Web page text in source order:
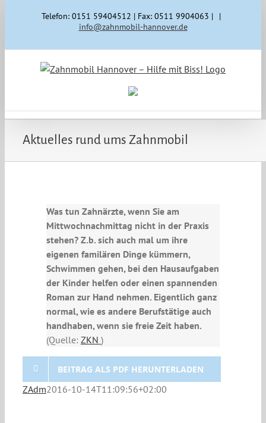
Telefon: 0151 59404512 | Fax: 0511 9904063 |
|
info@zahnmobil-hannover.de
Aktuelles rund ums Zahnmobil
Was tun Zahnärzte, wenn Sie am
Mittwochnachmittag nicht in der Praxis
stehen? Z.b. sich auch mal um ihre
eigenen familären Dinge kümmern,
Schwimmen gehen, bei den Hausaufgaben
der Kinder helfen oder einen spannenden
Roman zur Hand nehmen. Eigentlich ganz
normal, wie es andere Berufstätige auch
handhaben, wenn sie freie Zeit haben.
(Quelle: ZKN )
BEITRAG ALS PDF HERUNTERLADEN
ZAdm2016-10-14T11:09:56+02:00